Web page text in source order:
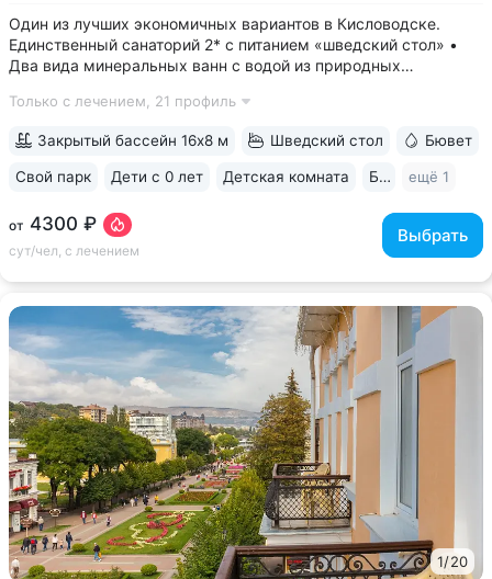
Один из лучших экономичных вариантов в Кисловодске.
Единственный санаторий 2* с питанием «шведский стол» •
Два вида минеральных ванн с водой из природных
Свой бювет с минеральной водой двух курортов:
Только с лечением, 21 профиль
от 4300 ₽
сут/чел, с лечением
Выбрать
Закрытый бассейн 16х8 м Шведский стол Бювет
Свой парк Дети с 0 лет Детская комната Бильярд ещё 1
1/20